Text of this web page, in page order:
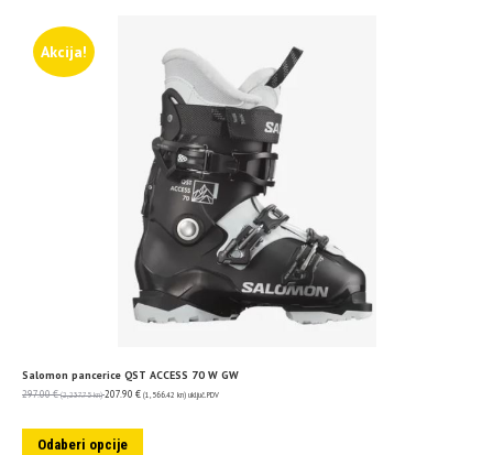
Akcija!
Salomon pancerice QST ACCESS 70 W GW
297.00€ (2,237.75 kn) 207.90 € (1,566.42 kn) uključ. PDV
Odaberi opcije